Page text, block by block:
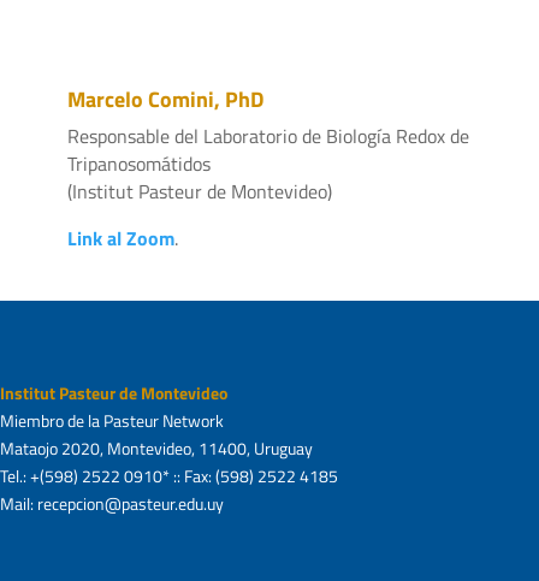
Marcelo Comini, PhD
Responsable del Laboratorio de Biología Redox de
Tripanosomátidos
(Institut Pasteur de Montevideo)
Link al Zoom.
Institut Pasteur de Montevideo
Miembro de la Pasteur Network
Mataojo 2020, Montevideo, 11400, Uruguay
Tel.: +(598) 2522 0910* :: Fax: (598) 2522 4185
Mail: recepcion@pasteur.edu.uy